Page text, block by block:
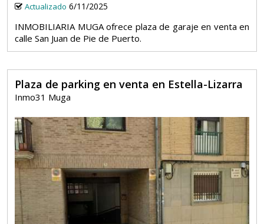
Actualizado 6/11/2025
INMOBILIARIA MUGA ofrece plaza de garaje en venta en
calle San Juan de Pie de Puerto.
Plaza de parking en venta en Estella-Lizarra
Inmo31 Muga